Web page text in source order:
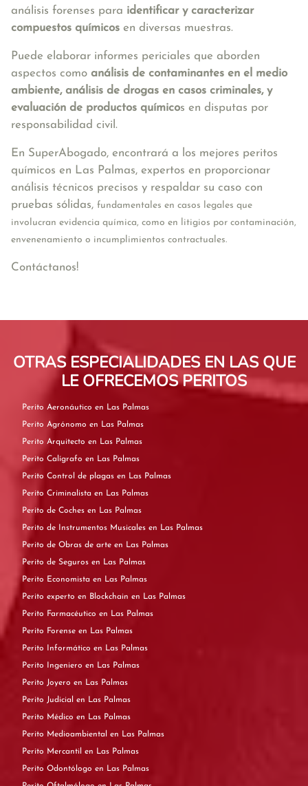
análisis forenses para identificar y caracterizar
compuestos químicos en diversas muestras.
Puede elaborar informes periciales que aborden
aspectos como análisis de contaminantes en el medio
ambiente, análisis de drogas en casos criminales, y
evaluación de productos químicos en disputas por
responsabilidad civil.
En SuperAbogado, encontrará a los mejores peritos
químicos en Las Palmas, expertos en proporcionar
análisis técnicos precisos y respaldar su caso con
pruebas sólidas, fundamentales en casos legales que
involucran evidencia química, como en litigios por contaminación,
envenenamiento o incumplimientos contractuales.
Contáctanos!
OTRAS ESPECIALIDADES EN LAS QUE
LE OFRECEMOS PERITOS
Perito Aeronáutico en Las Palmas
Perito Agrónomo en Las Palmas
Perito Arquitecto en Las Palmas
Perito Calígrafo en Las Palmas
Perito Control de plagas en Las Palmas
Perito Criminalista en Las Palmas
Perito de Coches en Las Palmas
Perito de Instrumentos Musicales en Las Palmas
Perito de Obras de arte en Las Palmas
Perito de Seguros en Las Palmas
Perito Economista en Las Palmas
Perito experto en Blockchain en Las Palmas
Perito Farmacéutico en Las Palmas
Perito Forense en Las Palmas
Perito Informático en Las Palmas
Perito Ingeniero en Las Palmas
Perito Joyero en Las Palmas
Perito Judicial en Las Palmas
Perito Médico en Las Palmas
Perito Medioambiental en Las Palmas
Perito Mercantil en Las Palmas
Perito Odontólogo en Las Palmas